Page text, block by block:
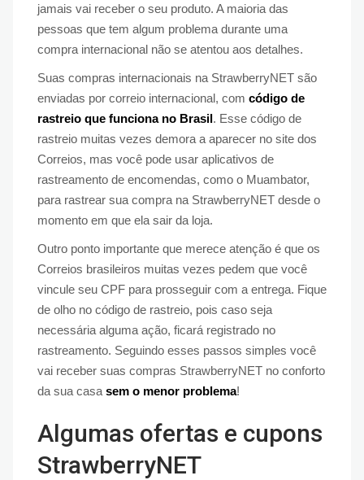
jamais vai receber o seu produto. A maioria das
pessoas que tem algum problema durante uma
compra internacional não se atentou aos detalhes.
Suas compras internacionais na StrawberryNET são
enviadas por correio internacional, com código de
rastreio que funciona no Brasil. Esse código de
rastreio muitas vezes demora a aparecer no site dos
Correios, mas você pode usar aplicativos de
rastreamento de encomendas, como o Muambator,
para rastrear sua compra na StrawberryNET desde o
momento em que ela sair da loja.
Outro ponto importante que merece atenção é que os
Correios brasileiros muitas vezes pedem que você
vincule seu CPF para prosseguir com a entrega. Fique
de olho no código de rastreio, pois caso seja
necessária alguma ação, ficará registrado no
rastreamento. Seguindo esses passos simples você
vai receber suas compras StrawberryNET no conforto
da sua casa sem o menor problema!
Algumas ofertas e cupons
StrawberryNET